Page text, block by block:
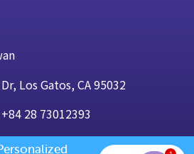
Los Gatos, CA 95032
+84 28 73012393